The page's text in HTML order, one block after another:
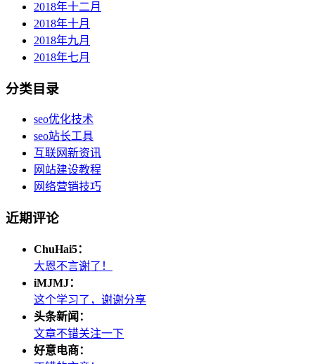
2018年十二月
2018年十月
2018年九月
2018年七月
分类目录
seo优化技术
seo站长工具
互联网新资讯
网站建设教程
网络营销技巧
近期评论
ChuHai5：
大恩不言谢了！
iMJMJ：
这个学习了，谢谢分享
头条新闻：
文章不错关注一下
好意电商：